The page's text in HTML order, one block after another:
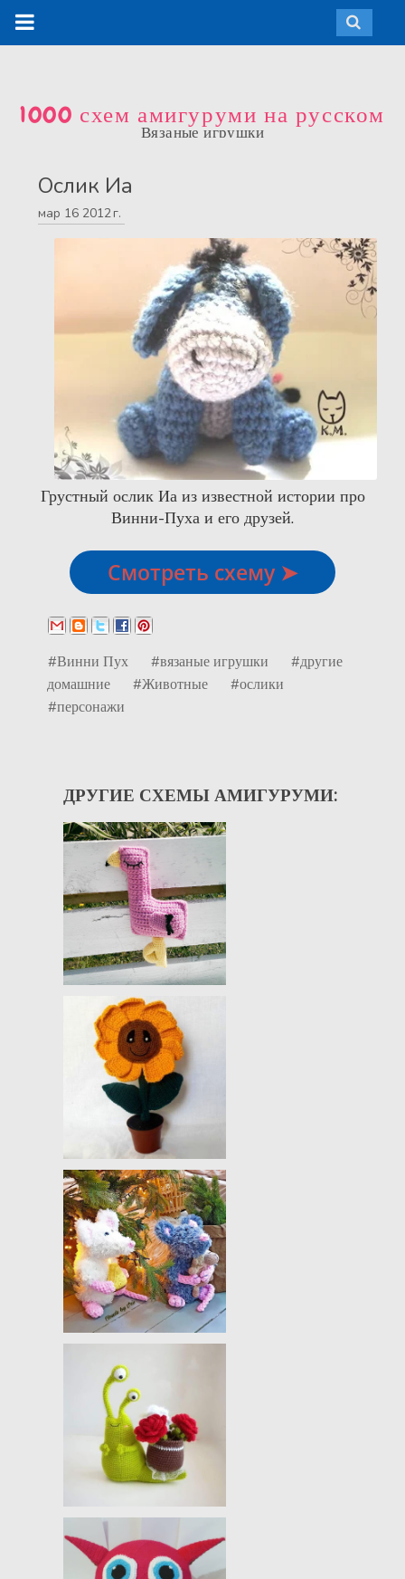
1000 схем амигуруми на русском
Вязаные игрушки
Ослик Иа
мар 16 2012 г.
Грустный ослик Иа из известной истории про
Винни-Пуха и его друзей.
Смотреть схему ➤
#Винни Пух #вязаные игрушки
#другие
домашние
#Животные
#ослики
#персонажи
ДРУГИЕ СХЕМЫ АМИГУРУМИ: